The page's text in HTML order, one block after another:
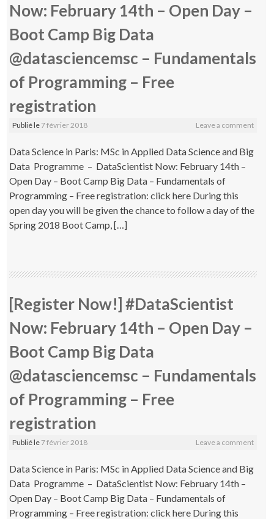
Now: February 14th – Open Day –
Boot Camp Big Data
@datasciencemsc – Fundamentals
of Programming – Free
registration
Publié le7 février 2018 Leave a comment
Data Science in Paris: MSc in Applied Data Science and Big
Data Programme – DataScientist Now: February 14th –
Open Day – Boot Camp Big Data – Fundamentals of
Programming – Free registration: click here During this
open day you will be given the chance to follow a day of the
Spring 2018 Boot Camp, […]
[Register Now!] #DataScientist
Now: February 14th – Open Day –
Boot Camp Big Data
@datasciencemsc – Fundamentals
of Programming – Free
registration
Publié le7 février 2018 Leave a comment
Data Science in Paris: MSc in Applied Data Science and Big
Data Programme – DataScientist Now: February 14th –
Open Day – Boot Camp Big Data – Fundamentals of
Programming – Free registration: click here During this